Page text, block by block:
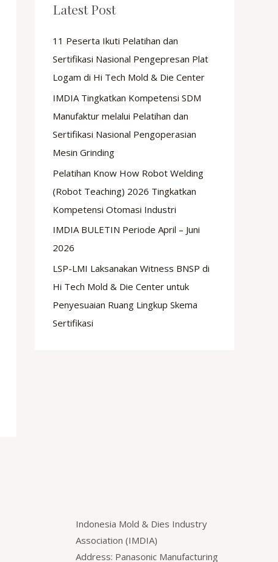
Latest Post
11 Peserta Ikuti Pelatihan dan
Sertifikasi Nasional Pengepresan Plat
Logam di Hi Tech Mold & Die Center
IMDIA Tingkatkan Kompetensi SDM
Manufaktur melalui Pelatihan dan
Sertifikasi Nasional Pengoperasian
Mesin Grinding
Pelatihan Know How Robot Welding
(Robot Teaching) 2026 Tingkatkan
Kompetensi Otomasi Industri
IMDIA BULETIN Periode April – Juni
2026
LSP-LMI Laksanakan Witness BNSP di
Hi Tech Mold & Die Center untuk
Penyesuaian Ruang Lingkup Skema
Sertifikasi
Indonesia Mold & Dies Industry
Association (IMDIA)
Address: Panasonic Manufacturing